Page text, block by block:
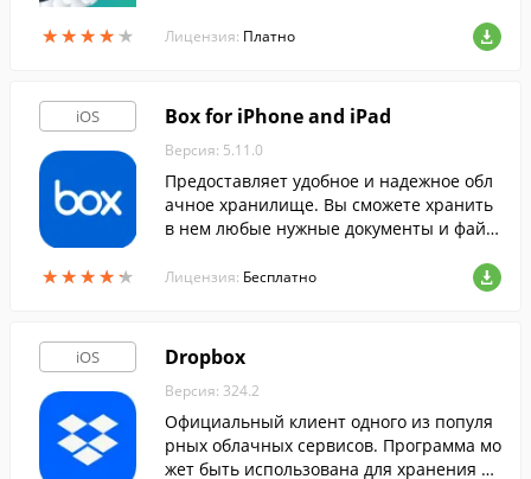
★★★★★
★★★★★ Лицензия: Платно
iOS
★★★★★
★★★★★
Box for iPhone and iPad
Версия: 5.11.0
Предоставляет удобное и надежное обл
ачное хранилище. Вы сможете хранить
в нем любые нужные документы и файл
находились.
Лицензия: Бесплатно
iOS Dropbox
Версия: 324.2
Официальный клиент одного из популя
рных облачных сервисов. Программа мо
жет быть использована для хранения ва